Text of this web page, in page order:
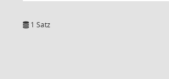
1 Satz